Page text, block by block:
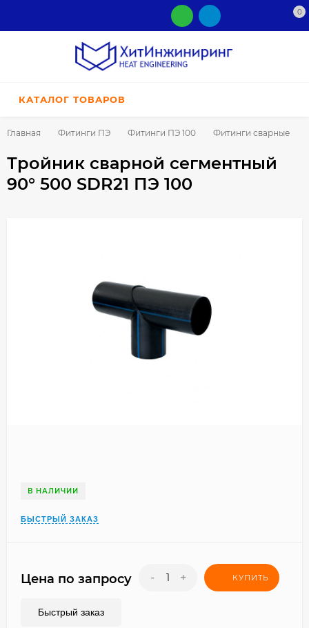
0
КАТАЛОГ ТОВАРОВ
Главная Фитинги ПЭ Фитинги ПЭ 100 Фитинги сварные
Тройник сварной сегментный
90° 500 SDR21 ПЭ 100
В НАЛИЧИИ
БЫСТРЫЙ ЗАКАЗ
Цена по запросу - + КУПИТЬ
Быстрый заказ